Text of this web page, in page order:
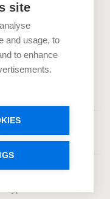
site
and usage, to
to enhance
CAPITALIA, KURI YRA
Į
SU RIZIKA PRARASTI